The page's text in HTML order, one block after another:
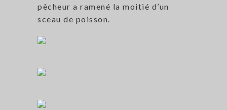
pêcheur a ramené la moitié d’un
sceau de poisson.